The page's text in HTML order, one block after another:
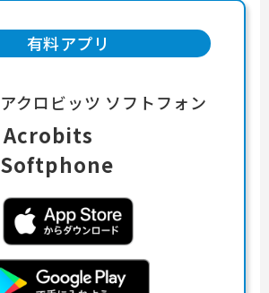
有料アプリ
アクロビッツ ソフトフォン
Acrobits
Softphone